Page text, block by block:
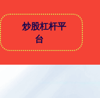
炒股杠杆平
台